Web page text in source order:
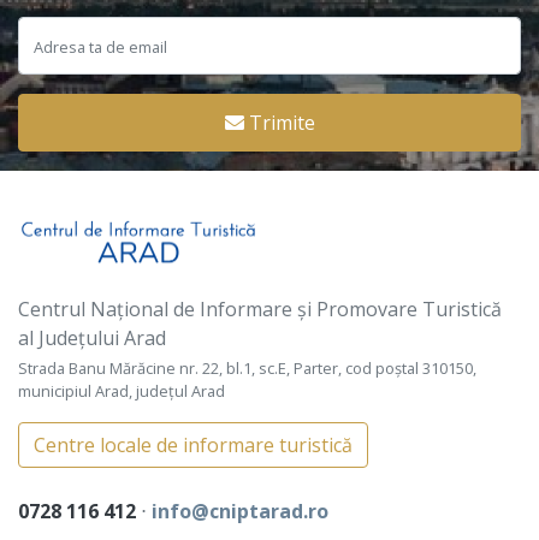
Trimite
Centrul Național de Informare și Promovare Turistică
al Județului Arad
Strada Banu Mărăcine nr. 22, bl.1, sc.E, Parter, cod poștal 310150,
municipiul Arad, județul Arad
Centre locale de informare turistică
0728 116 412 ⋅ info@cniptarad.ro